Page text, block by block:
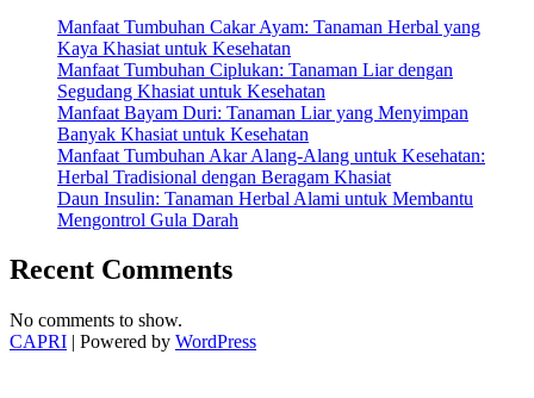
Manfaat Tumbuhan Cakar Ayam: Tanaman Herbal yang
Kaya Khasiat untuk Kesehatan
Manfaat Tumbuhan Ciplukan: Tanaman Liar dengan
Segudang Khasiat untuk Kesehatan
Manfaat Bayam Duri: Tanaman Liar yang Menyimpan
Banyak Khasiat untuk Kesehatan
Manfaat Tumbuhan Akar Alang-Alang untuk Kesehatan:
Herbal Tradisional dengan Beragam Khasiat
Daun Insulin: Tanaman Herbal Alami untuk Membantu
Mengontrol Gula Darah
Recent Comments
No comments to show.
CAPRI | Powered by WordPress